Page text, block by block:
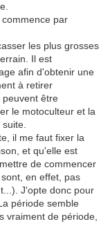
par
les plus grosses
Il est
afin d'obtenir une
à retirer
peuvent être
le motoculteur et la
il me faut fixer la
et qu'elle est
de commencer
en effet, pas
J'opte donc pour
période semble
vraiment de période,